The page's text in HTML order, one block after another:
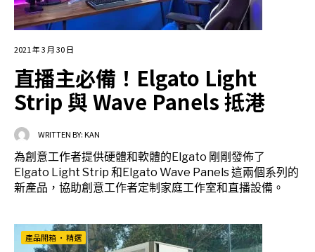
2021 年 3 月 30 日
直播主必備！Elgato Light
Strip 與 Wave Panels 抵港
WRITTEN BY:KAN
為創意工作者提供硬體和軟體的Elgato 剛剛發佈了
Elgato Light Strip 和Elgato Wave Panels 這兩個系列的
新產品，協助創意工作者定制家庭工作室和直播設備。
產品開箱 • 精選